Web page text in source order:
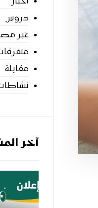
دروس
غير
مقابلة
آخر